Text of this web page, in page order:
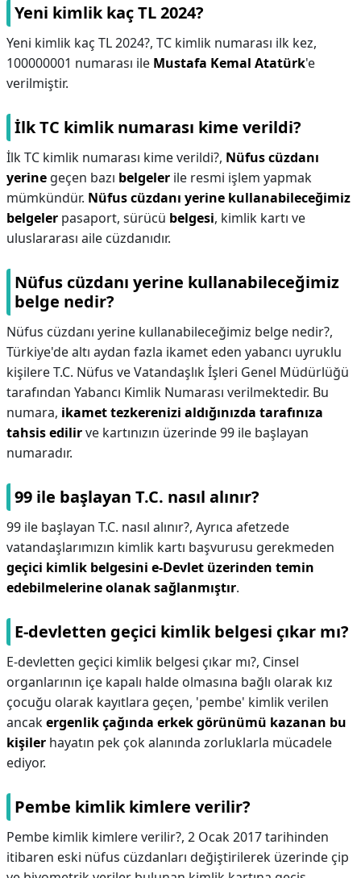
Yeni kimlik kaç TL 2024?
Yeni kimlik kaç TL 2024?, TC kimlik numarası ilk kez,
100000001 numarası ile Mustafa Kemal Atatürk'e
verilmiştir.
İlk TC kimlik numarası kime verildi?
İlk TC kimlik numarası kime verildi?, Nüfus cüzdanı
yerine geçen bazı belgeler ile resmi işlem yapmak
mümkündür. Nüfus cüzdanı yerine kullanabileceğimiz
belgeler pasaport, sürücü belgesi, kimlik kartı ve
uluslararası aile cüzdanıdır.
Nüfus cüzdanı yerine kullanabileceğimiz
belge nedir?
Nüfus cüzdanı yerine kullanabileceğimiz belge nedir?,
Türkiye'de altı aydan fazla ikamet eden yabancı uyruklu
kişilere T.C. Nüfus ve Vatandaşlık İşleri Genel Müdürlüğü
tarafından Yabancı Kimlik Numarası verilmektedir. Bu
numara, ikamet tezkerenizi aldığınızda tarafınıza
tahsis edilirve kartınızın üzerinde 99 ile başlayan
numaradır.
99 ile başlayan T.C. nasıl alınır?
99 ile başlayan T.C. nasıl alınır?, Ayrıca afetzede
vatandaşlarımızın kimlik kartı başvurusu gerekmeden
geçici kimlik belgesini e-Devlet üzerinden temin
edebilmelerine olanak sağlanmıştır.
E-devletten geçici kimlik belgesi çıkar mı?
E-devletten geçici kimlik belgesi çıkar mı?, Cinsel
organlarının içe kapalı halde olmasına bağlı olarak kız
çocuğu olarak kayıtlara geçen, 'pembe' kimlik verilen
ancakergenlik çağında erkek görünümü kazanan bu
kişiler hayatın pek çok alanında zorluklarla mücadele
ediyor.
Pembe kimlik kimlere verilir?
Pembe kimlik kimlere verilir?, 2 Ocak 2017 tarihinden
itibaren eski nüfus cüzdanları değiştirilerek üzerinde çip